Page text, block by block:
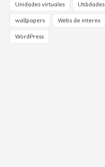
Unidades virtuales Utilidades
wallpapers Webs de interes
WordPress